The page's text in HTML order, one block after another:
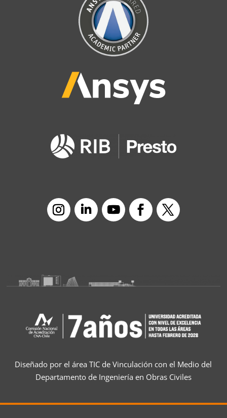
Diseñado por el área TIC de Vinculación con el Medio del
Departamento de Ingeniería en Obras Civiles